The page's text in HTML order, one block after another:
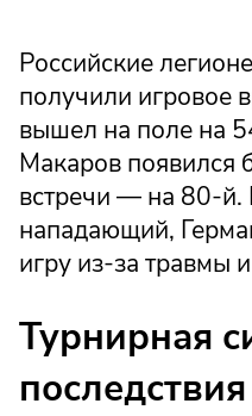
Российские
получили игровое
вышел на поле на
Макаров появился
встречи — на 80-й.
нападающий,
игру из-за травмы
Турнирная
последствия